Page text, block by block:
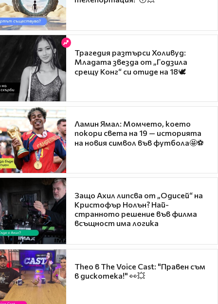
Трагедия разтърси Холивуд:
Младата звезда от „Годзила
срещу Конг“ си отиде на 18🕊️
Ламин Ямал: Момчето, което
покори света на 19 — историята
на новия символ във футбола🤩⚽
Защо Ахил липсва от „Одисей“ на
Кристофър Нолън? Най-
странното решение във филма
всъщност има логика
Theo в The Voice Cast: "Правен съм
в дискотека!" 👀💥